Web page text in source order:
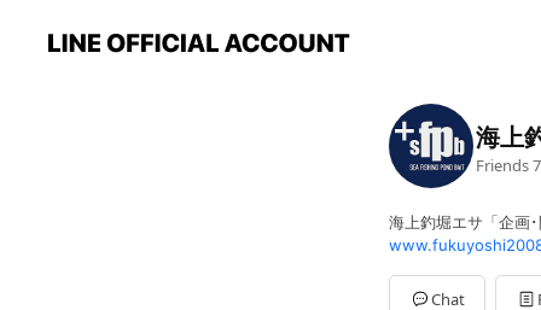
海上
Friends
海上釣堀エサ「企画
Chat